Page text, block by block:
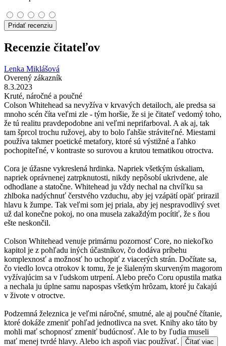
Pridať recenziu
Recenzie čitateľov
Lenka Miklášová
Overený zákazník
8.3.2023
Kruté, náročné a poučné
Colson Whitehead sa nevyžíva v krvavých detailoch, ale predsa sa
mnoho scén číta veľmi zle - tým horšie, že si je čitateľ vedomý toho,
že tú realitu pravdepodobne ani veľmi neprifarboval. A ak aj, tak
tam šprcol trochu ružovej, aby to bolo ľahšie stráviteľné. Miestami
používa takmer poetické metafory, ktoré sú výstižné a ľahko
pochopiteľné, v kontraste so surovou a krutou tematikou otroctva.
Cora je úžasne vykreslená hrdinka. Napriek všetkým úskaliam,
napriek oprávnenej zatrpknutosti, nikdy nepôsobí ukrivdene, ale
odhodlane a statočne. Whitehead ju vždy nechal na chvíľku sa
zhlboka nadýchnuť čerstvého vzduchu, aby jej vzápätí opäť prirazil
hlavu k žumpe. Tak veľmi som jej priala, aby jej nespravodlivý svet
už dal konečne pokoj, no ona musela zakaždým pocítiť, že s ňou
ešte neskončil.
Colson Whitehead venuje primárnu pozornosť Core, no niekoľko
kapitol je z pohľadu iných účastníkov, čo dodáva príbehu
komplexnosť a možnosť ho uchopiť z viacerých strán. Dočítate sa,
čo viedlo lovca otrokov k tomu, že je šialeným skurveným magorom
vyžívajúcim sa v ľudskom utrpení. Alebo prečo Coru opustila matka
a nechala ju úplne samu napospas všetkým hrôzam, ktoré ju čakajú
v živote v otroctve.
Podzemná železnica je veľmi náročné, smutné, ale aj poučné čítanie,
ktoré dokáže zmeniť pohľad jednotlivca na svet. Knihy ako táto by
mohli mať schopnosť zmeniť budúcnosť. Ale to by ľudia museli
mať menej tvrdé hlavy. Alebo ich aspoň viac používať.
Čítať viac